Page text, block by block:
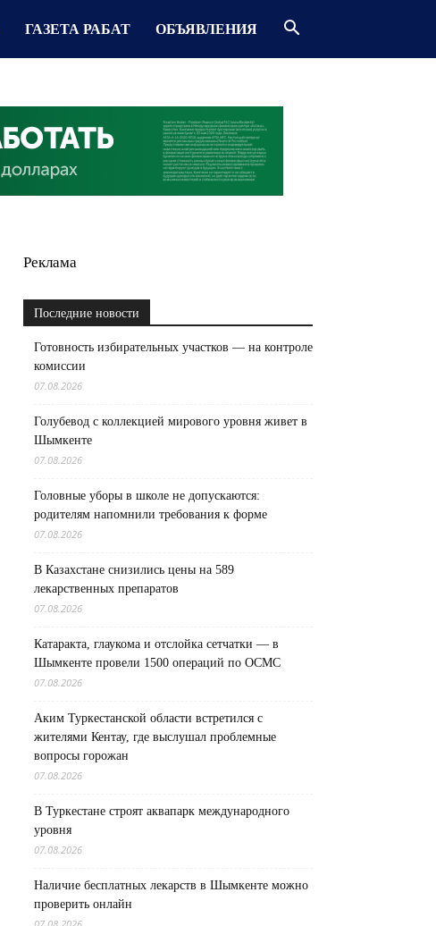
ГАЗЕТА РАБАТ ОБЪЯВЛЕНИЯ
Реклама
Последние новости
Готовность избирательных участков — на контроле
комиссии
07.08.2026
Голубевод с коллекцией мирового уровня живет в
Шымкенте
07.08.2026
Головные уборы в школе не допускаются:
родителям напомнили требования к форме
07.08.2026
В Казахстане снизились цены на 589
лекарственных препаратов
07.08.2026
Катаракта, глаукома и отслойка сетчатки — в
Шымкенте провели 1500 операций по ОСМС
07.08.2026
Аким Туркестанской области встретился с
жителями Кентау, где выслушал проблемные
вопросы горожан
07.08.2026
В Туркестане строят аквапарк международного
уровня
07.08.2026
Наличие бесплатных лекарств в Шымкенте можно
проверить онлайн